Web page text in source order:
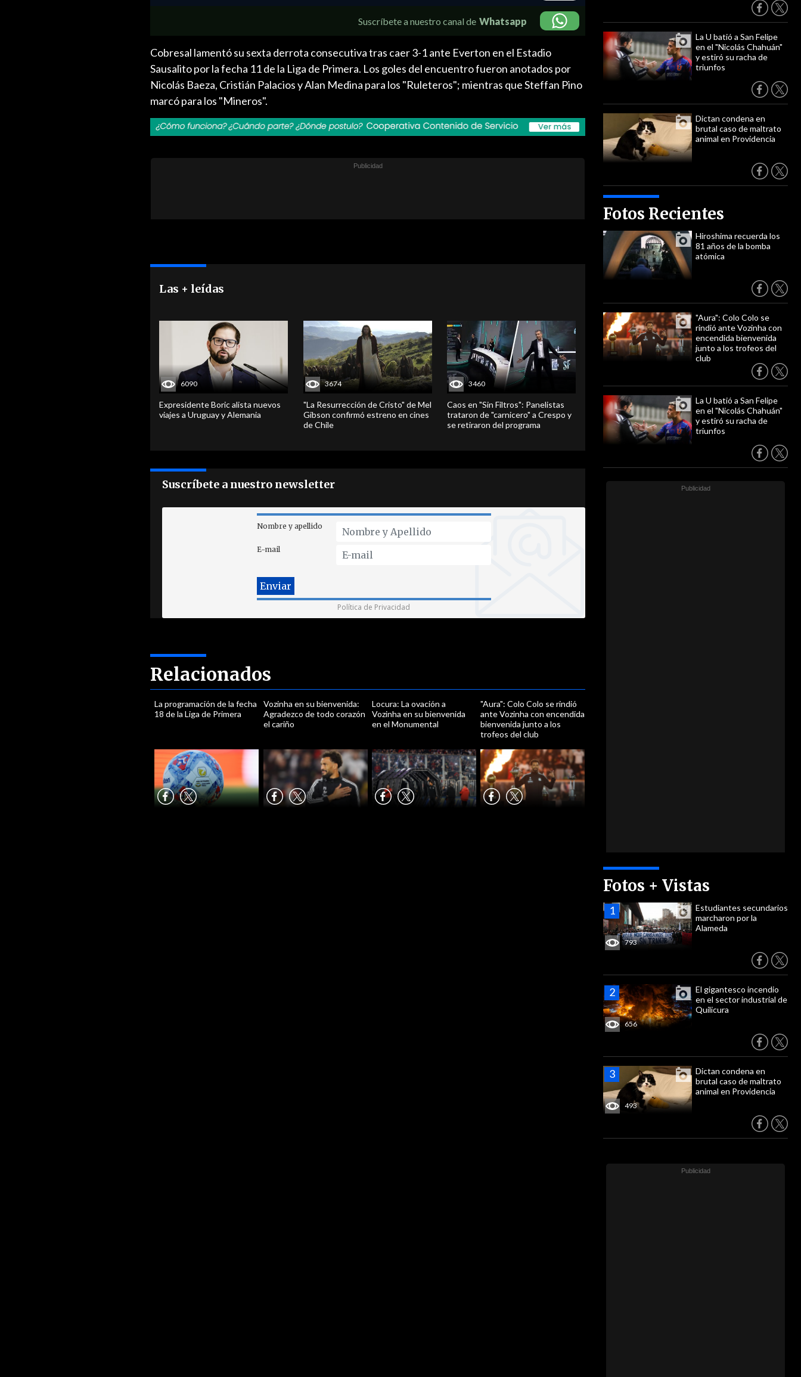
La U batió a San Felipe
en el "Nicolás Chahuán"
y estiró su racha de
triunfos
Dictan condena en
brutal caso de maltrato
animal en Providencia
Fotos Recientes
Hiroshima recuerda los
81 años de la bomba
atómica
"Aura": Colo Colo se
rindió ante Vozinha con
encendida bienvenida
junto a los trofeos del
club
La U batió a San Felipe
en el "Nicolás Chahuán"
y estiró su racha de
triunfos
Fotos + Vistas
793
Estudiantes secundarios
marcharon por la
Alameda
656
El gigantesco incendio
en el sector industrial de
Quilicura
493
Dictan condena en
brutal caso de maltrato
animal en Providencia
Suscríbete a nuestro canal de Whatsapp
Cobresal lamentó su sexta derrota consecutiva tras caer 3-1 ante Everton en el Estadio
Sausalito por la fecha 11 de la Liga de Primera. Los goles del encuentro fueron anotados por
Nicolás Baeza, Cristián Palacios y Alan Medina para los "Ruleteros"; mientras que Steffan Pino
marcó para los "Mineros".
Las + leídas
6090
Expresidente Boric alista nuevos
viajes a Uruguay y Alemania
3674
"La Resurrección de Cristo" de Mel
Gibson confirmó estreno en cines
de Chile
3460
Caos en "Sin Filtros": Panelistas
trataron de "carnicero" a Crespo y
se retiraron del programa
Suscríbete a nuestro newsletter
Nombre y apellido
E-mail
Política de Privacidad
Relacionados
La programación de la fecha
18 de la Liga de Primera
Vozinha en su bienvenida:
Agradezco de todo corazón
el cariño
Locura: La ovación a
Vozinha en su bienvenida
en el Monumental
"Aura": Colo Colo se rindió
ante Vozinha con encendida
bienvenida junto a los
trofeos del club